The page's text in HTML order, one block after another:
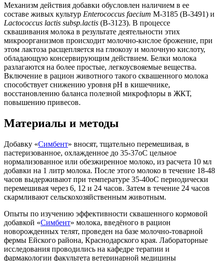
Механизм действия добавки обусловлен наличием в ее
составе живых культур Enterococcus faecium М-3185 (В-3491) и
Lactococcus lactis subsp.lactis (B-3123). В процессе
сквашивания молока в результате деятельности этих
микроорганизмов происходит молочно-кислое брожение, при
этом лактоза расщепляется на глюкозу и молочную кислоту,
обладающую консервирующим действием. Белки молока
разлагаются на более простые, легкоусвояемые вещества.
Включение в рацион животного такого сквашенного молока
способствует снижению уровня pH в кишечнике,
восстановлению баланса полезной микрофлоры в ЖКТ,
повышению привесов.
Материалы и методы
Добавку «Симбент» вносят, тщательно перемешивая, в
пастеризованное, охлажденное до 35-37oC цельное
нормализованное или обезжиренное молоко, из расчета 10 мл
добавки на 1 литр молока. После этого молоко в течение 18-48
часов выдерживают при температуре 35-40oC периодически
перемешивая через 6, 12 и 24 часов. Затем в течение 24 часов
скармливают сельскохозяйственным животным.
Опыты по изучению эффективности сквашенного кормовой
добавкой «Симбент» молока, введёного в рацион
новорожденных телят, проведен на базе молочно-товарной
фермы Ейского района, Краснодарского края. Лабораторные
исследования проводились на кафедре терапии и
фармакологии факультета ветеринарной медицины